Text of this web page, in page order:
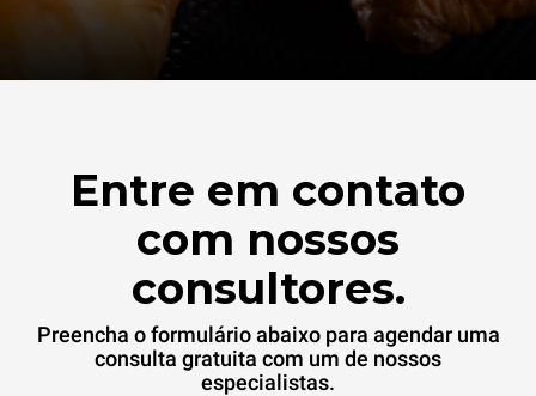
Entre em contato
com nossos
consultores.
Preencha o formulário abaixo para agendar uma
consulta gratuita com um de nossos
especialistas.